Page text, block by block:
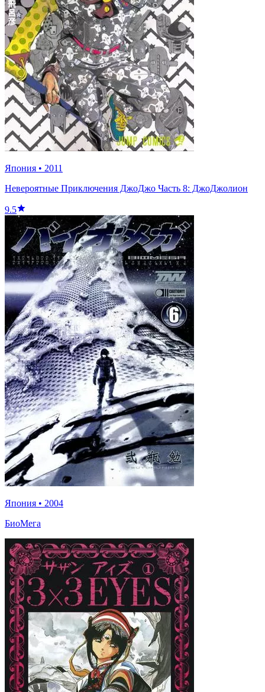
Япония • 2011
Невероятные Приключения ДжоДжо Часть 8: ДжоДжолион
9.5
Япония • 2004
БиоМега